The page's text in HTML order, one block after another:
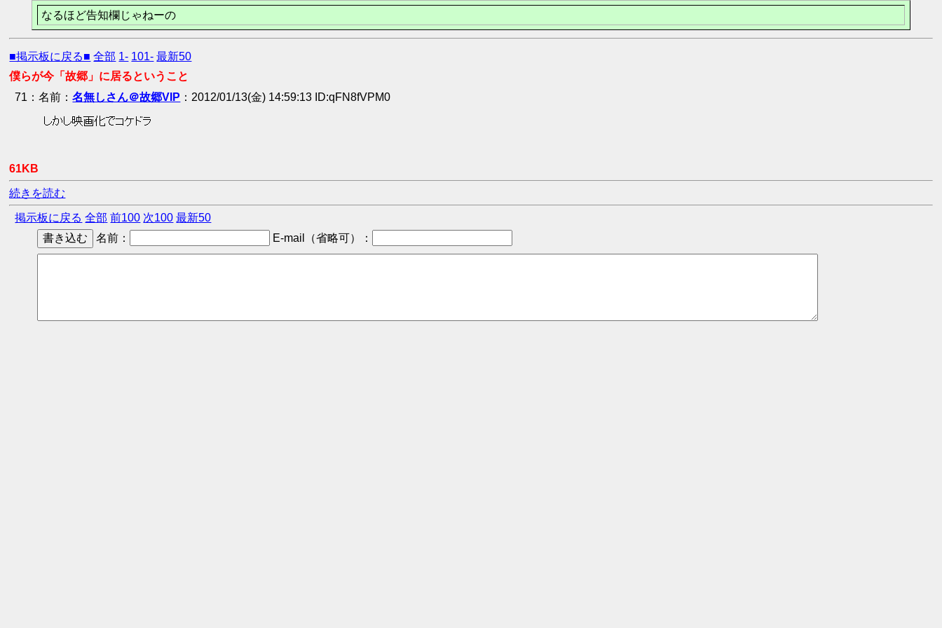
なるほど告知欄じゃねーの
■掲示板に戻る■ 全部 1- 101- 最新50
僕らが今「故郷」に居るということ
71 ： 名無しさん＠故郷VIP 2012/01/13(金) 14:59:13 ID:qFN8fVPM0
しかし映画化でコケドラ
61KB
続きを読む
掲示板に戻る 全部 前100 次100 最新50
名前：
E-mail （省略可） ：